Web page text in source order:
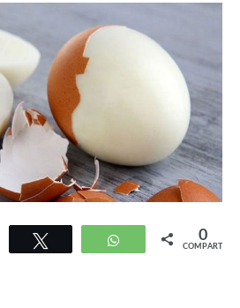
WhatsApp 0
COMPARTIR